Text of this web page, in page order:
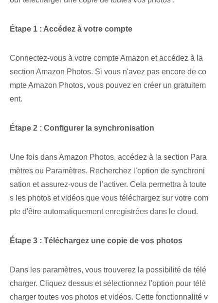
Étape 1 : Accédez à votre compte
Connectez-vous à votre compte Amazon et accédez à la
section Amazon Photos. Si vous n'avez pas encore de co
mpte Amazon Photos, vous pouvez en créer un gratuitem
ent.
Étape 2 : Configurer la synchronisation
Une fois dans Amazon Photos, accédez à la section Para
mètres ou Paramètres. Recherchez l’option de synchroni
sation et assurez-vous de l’activer. Cela permettra à toute
s les photos et vidéos que vous téléchargez sur votre com
pte d'être automatiquement enregistrées dans le cloud.
Étape 3 : Téléchargez une copie de vos photos
Dans les paramètres, vous trouverez la possibilité de télé
charger. Cliquez dessus et sélectionnez l'option pour télé
charger toutes vos photos et vidéos. Cette fonctionnalité v